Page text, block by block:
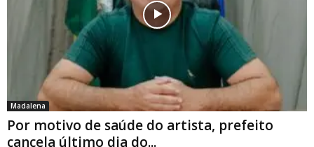
Madalena
Por motivo de saúde do artista, prefeito
cancela último dia do...